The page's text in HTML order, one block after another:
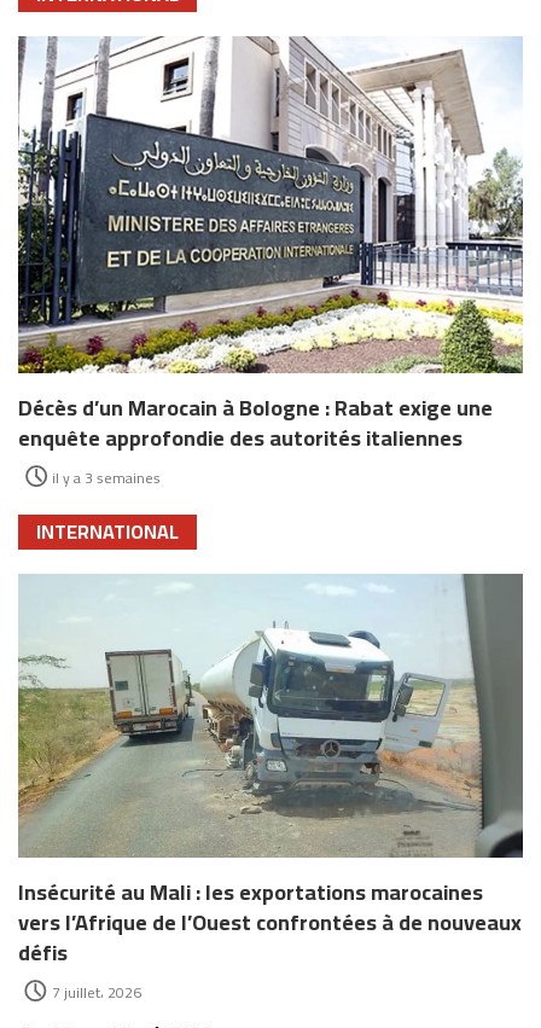
Décès d’un Marocain à Bologne : Rabat exige une
enquête approfondie des autorités italiennes
il y a 3 semaines
INTERNATIONAL
Insécurité au Mali : les exportations marocaines
vers l’Afrique de l’Ouest confrontées à de nouveaux
défis
7 juillet، 2026